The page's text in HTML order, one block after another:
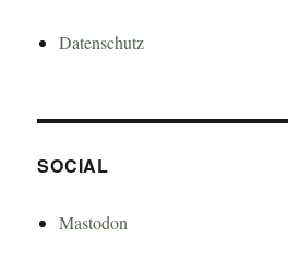
Datenschutz
SOCIAL
Mastodon